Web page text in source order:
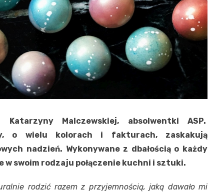
Malczewskiej, absolwentki ASP.
o wielu kolorach i fakturach, zaskakują
nadzień. Wykonywane z dbałością o każdy
swoim rodzaju połączenie kuchni i sztuki.
rodzić razem z przyjemnością, jaką dawało mi